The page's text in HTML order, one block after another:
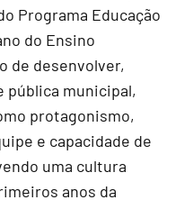
Programa Educação
do Ensino
de desenvolver,
pública municipal,
protagonismo,
e capacidade de
uma cultura
anos da